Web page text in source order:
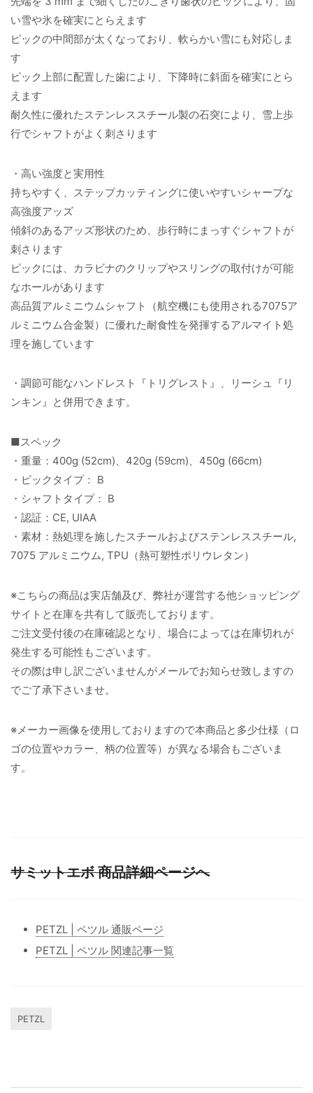
い雪や氷を確実にとらえます
ピックの中間部が太くなっており、軟らかい雪にも対応しま
す
ピック上部に配置した歯により、下降時に斜面を確実にとら
えます
耐久性に優れたステンレススチール製の石突により、雪上歩
行でシャフトがよく刺さります
・高い強度と実用性
持ちやすく、ステップカッティングに使いやすいシャープな
高強度アッズ
傾斜のあるアッズ形状のため、歩行時にまっすぐシャフトが
刺さります
ピックには、カラビナのクリップやスリングの取付けが可能
なホールがあります
高品質アルミニウムシャフト（航空機にも使用される7075ア
ルミニウム合金製）に優れた耐食性を発揮するアルマイト処
理を施しています
・調節可能なハンドレスト『トリグレスト』、リーシュ『リ
ンキン』と併用できます。
■スペック
・重量：400g (52cm)、420g (59cm)、450g (66cm)
・ピックタイプ： B
・シャフトタイプ： B
・認証：CE, UIAA
・素材：熱処理を施したスチールおよびステンレススチール,
7075 アルミニウム, TPU（熱可塑性ポリウレタン）
※こちらの商品は実店舗及び、弊社が運営する他ショッピング
サイトと在庫を共有して販売しております。
ご注文受付後の在庫確認となり、場合によっては在庫切れが
発生する可能性もございます。
その際は申し訳ございませんがメールでお知らせ致しますの
でご了承下さいませ。
※メーカー画像を使用しておりますので本商品と多少仕様（ロ
ゴの位置やカラー、柄の位置等）が異なる場合もございま
す。
サミットエボ 商品詳細ページへ
PETZL | ペツル 通販ページ
PETZL | ペツル 関連記事一覧
PETZL